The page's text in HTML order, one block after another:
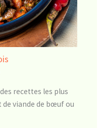
recettes les plus
de viande de bœuf ou